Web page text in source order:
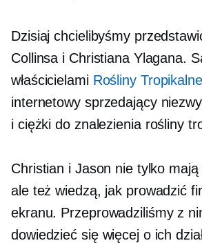
Dzisiaj chcielibyśmy
Collinsa i Christiana Ylagana.
właścicielami Rośliny Tropikalne
internetowy sprzedający
i ciężki do znalezieniarośliny
Christian i Jason nie tylko mają
ale też wiedzą, jak prowadzić
ekranu. Przeprowadziliśmy z
dowiedzieć się więcej o ich